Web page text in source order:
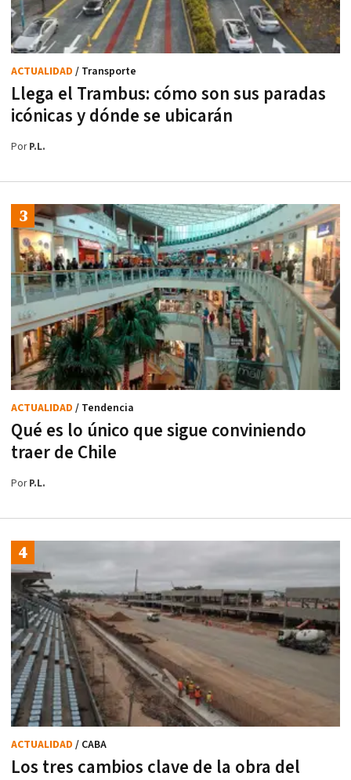
Llega el Trambus: cómo son sus paradas
icónicas y dónde se ubicarán
ACTUALIDAD / Transporte
PorP.L.
Qué es lo único que sigue conviniendo
traer de Chile
ACTUALIDAD / Tendencia
PorP.L.
Los tres cambios clave de la obra del
ACTUALIDAD / CABA